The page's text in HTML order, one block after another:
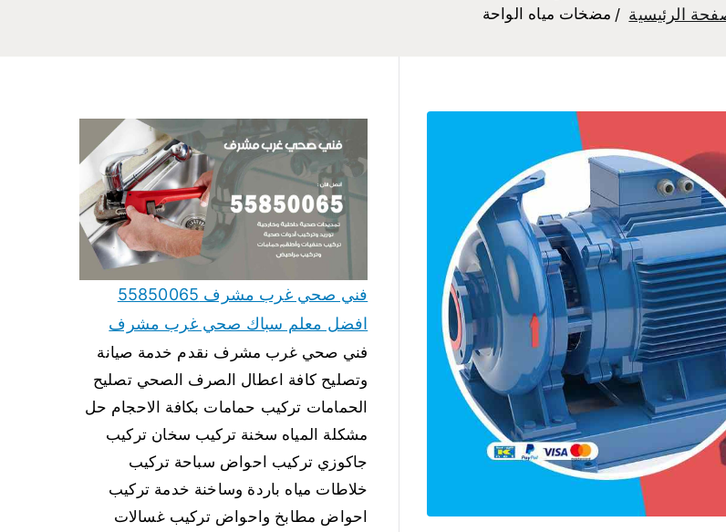
الرئيسية مضخات مياه الواحة
فني صحي غرب مشرف 55850065
افضل معلم سباك صحي غرب مشرف
فني صحي غرب مشرف نقدم خدمة صيانة
وتصليح كافة اعطال الصرف الصحي تصليح
الحمامات تركيب حمامات بكافة الاحجام حل
مشكلة المياه سخنة تركيب سخان تركيب
جاكوزي تركيب احواض سباحة تركيب
خلاطات مياه باردة وساخنة خدمة تركيب
احواض مطابخ واحواض تركيب غسالات